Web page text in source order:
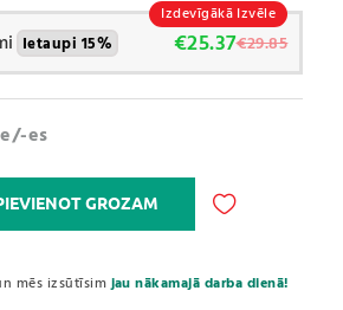
Izdevīgākā Izvēle
Ietaupi 15% €25.37€29.85
es
GROZAM
mēs izsūtīsimjau nākamajā darba dienā!